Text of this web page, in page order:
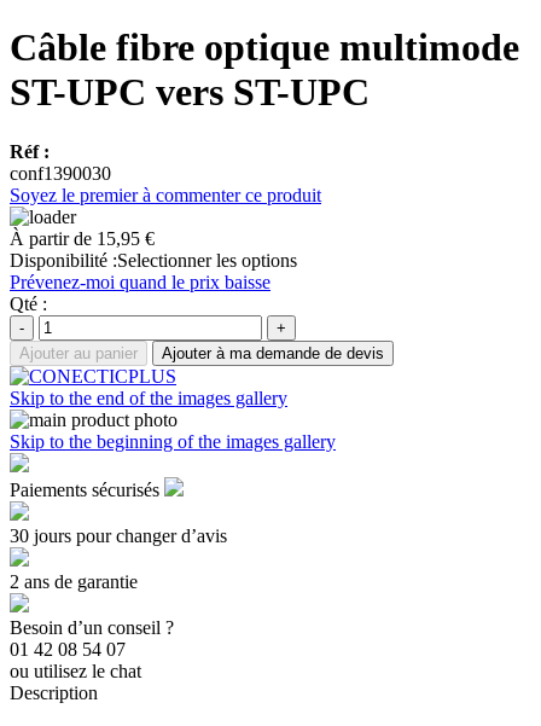
Câble fibre optique multimode
ST-UPC vers ST-UPC
Réf :
conf1390030
Soyez le premier à commenter ce produit
À partir de 15,95 €
Disponibilité :Selectionner les options
Prévenez-moi quand le prix baisse
Qté :
-
+
Ajouter au panier
Ajouter à ma demande de devis
Skip to the end of the images gallery
Skip to the beginning of the images gallery
Paiements sécurisés
30 jours pour changer d’avis
2 ans de garantie
Besoin d’un conseil ?
01 42 08 54 07
ou utilisez le chat
Description